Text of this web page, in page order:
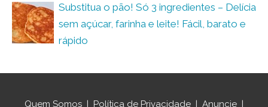
Substitua o pão! Só 3 ingredientes – Delícia
sem açúcar, farinha e leite! Fácil, barato e
rápido
Quem Somos Política de Privacidade Anuncie